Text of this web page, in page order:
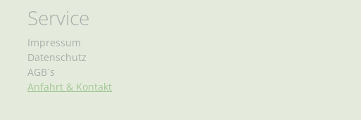
Service
Impressum
Datenschutz
AGB´s
Anfahrt & Kontakt